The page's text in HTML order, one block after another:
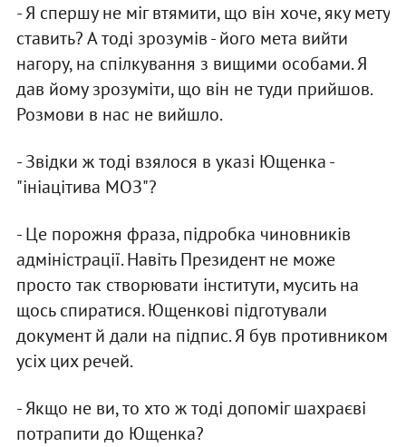
- Я спершу не мiг втямити, що вiн хоче, яку мету
ставить? А тодi зрозумiв - його мета вийти
нагору, на спiлкування з вищими особами. Я
дав йому зрозумiти, що вiн не туди прийшов.
Розмови в нас не вийшло.
- Звiдки ж тодi взялося в указi Ющенка -
"iнiацiтива МОЗ"?
- Це порожня фраза, пiдробка чиновникiв
адмiнiстрацiї. Навiть Президент не може
просто так створювати iнститути, мусить на
щось спиратися. Ющенковi пiдготували
документ й дали на пiдпис. Я був противником
усiх цих речей.
- Якщо не ви, то хто ж тодi допомiг шахраєвi
потрапити до Ющенка?